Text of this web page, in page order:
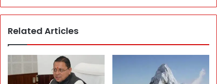
Related Articles